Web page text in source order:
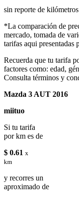
sin reporte de kilómetros
*La comparación de
mercado, tomada de
tarifas aqui presentadas
Recuerda que tu tarifa
factores como: edad,
Consulta términos y
Mazda 3 AUT 2016
miituo
Si tu tarifa
por km es de
$ 0.61 x
km
y recorres un
aproximado de